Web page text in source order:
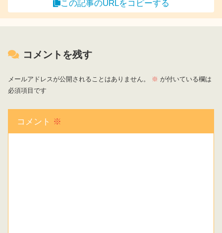
この記事のURLをコピーする
コメントを残す
メールアドレスが公開されることはありません。 ※ が付いている欄は
必須項目です
コメント ※